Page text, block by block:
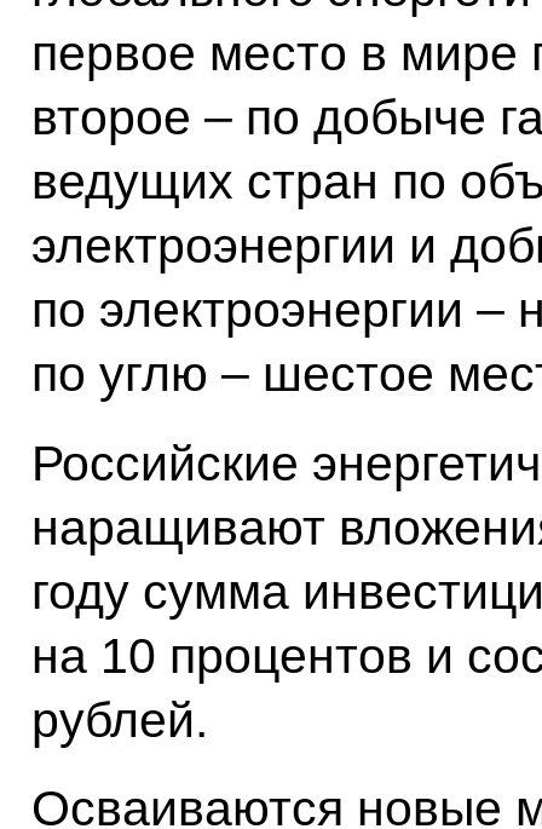
первое место в
второе – по добыче
ведущих стран по
электроэнергии и
по электроэнергии –
по углю – шестое
Российские
наращивают
году сумма
на 10 процентов и
рублей.
Осваиваются новые